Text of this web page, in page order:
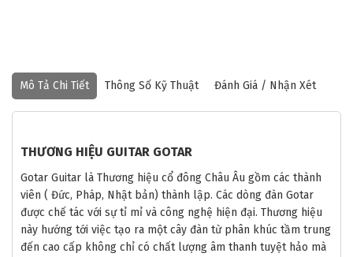
Mô Tả Chi Tiết Thông Số Kỹ Thuật Đánh Giá / Nhận Xét
THƯƠNG HIỆU GUITAR GOTAR
Gotar Guitar là Thương hiệu cổ đông Châu Âu gồm các thành
viên ( Đức, Pháp, Nhật bản) thành lập. Các dòng đàn Gotar
được chế tác với sự tỉ mỉ và công nghệ hiện đại. Thương hiệu
này hướng tới việc tạo ra một cây đàn từ phân khúc tầm trung
đến cao cấp không chỉ có chất lượng âm thanh tuyệt hảo mà